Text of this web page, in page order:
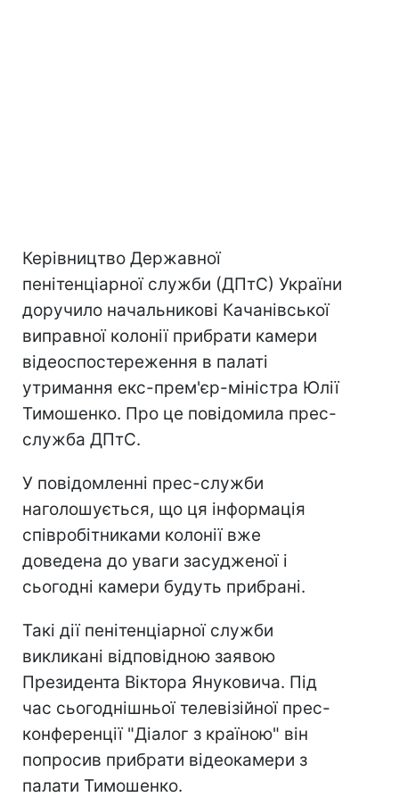
Керівництво Державної
пенітенціарної служби (ДПтС) України
доручило начальникові Качанівської
виправної колонії прибрати камери
відеоспостереження в палаті
утримання екс-прем'єр-міністра Юлії
Тимошенко. Про це повідомила прес-
служба ДПтС.
У повідомленні прес-служби
наголошується, що ця інформація
співробітниками колонії вже
доведена до уваги засудженої і
сьогодні камери будуть прибрані.
Такі дії пенітенціарної служби
викликані відповідною заявою
Президента Віктора Януковича. Під
час сьогоднішньої телевізійної прес-
конференції "Діалог з країною" він
попросив прибрати відеокамери з
палати Тимошенко.